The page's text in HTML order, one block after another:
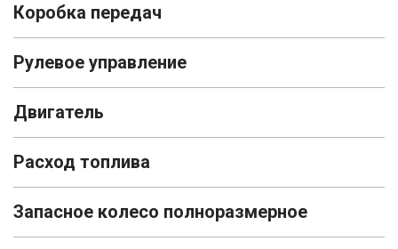
Коробка передач
Рулевое управление
Двигатель
Расход топлива
Запасное колесо полноразмерное